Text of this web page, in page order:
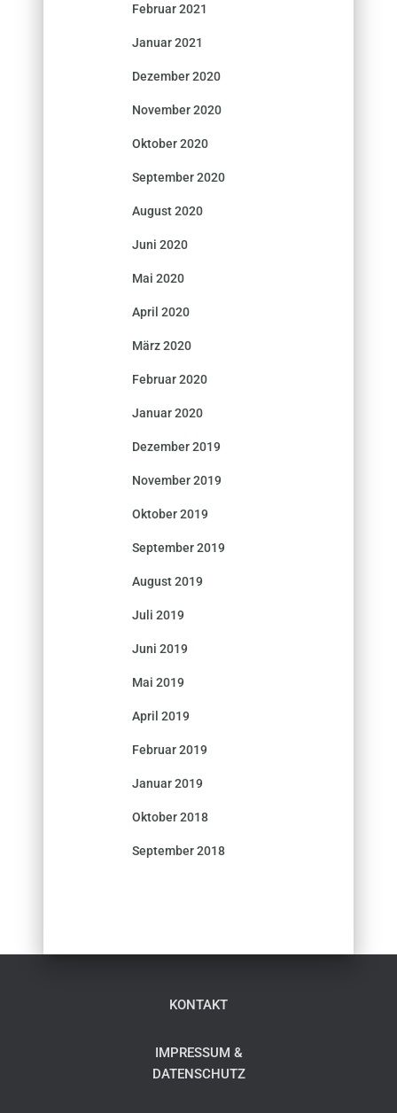
Februar 2021
Januar 2021
Dezember 2020
November 2020
Oktober 2020
September 2020
August 2020
Juni 2020
Mai 2020
April 2020
März 2020
Februar 2020
Januar 2020
Dezember 2019
November 2019
Oktober 2019
September 2019
August 2019
Juli 2019
Juni 2019
Mai 2019
April 2019
Februar 2019
Januar 2019
Oktober 2018
September 2018
KONTAKT
IMPRESSUM &
DATENSCHUTZ